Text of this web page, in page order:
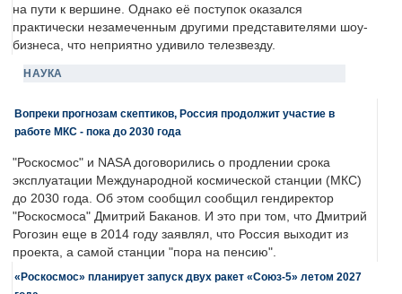
на пути к вершине. Однако её поступок оказался
практически незамеченным другими представителями шоу-
бизнеса, что неприятно удивило телезвезду.
НАУКА
Вопреки прогнозам скептиков, Россия продолжит участие в
работе МКС - пока до 2030 года
"Роскосмос" и NASA договорились о продлении срока
эксплуатации Международной космической станции (МКС)
до 2030 года. Об этом сообщил сообщил гендиректор
"Роскосмоса" Дмитрий Баканов. И это при том, что Дмитрий
Рогозин еще в 2014 году заявлял, что Россия выходит из
проекта, а самой станции "пора на пенсию".
«Роскосмос» планирует запуск двух ракет «Союз-5» летом 2027